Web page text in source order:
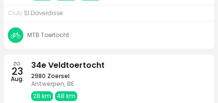
Club SI Daverdisse
MTB Toertocht
zo.
23
Aug.
34e Veldtoertocht
2980 Zoersel
Antwerpen, BE
28 km
48 km